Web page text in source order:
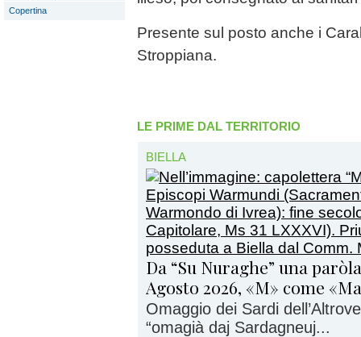
Copertina
Presente sul posto anche i
Stroppiana.
LE PRIME DAL TERRITORIO
BIELLA
Da “Su Nuraghe” una
Agosto 2026, «M» come
Omaggio dei Sardi
“omagià daj Sardagneuj...